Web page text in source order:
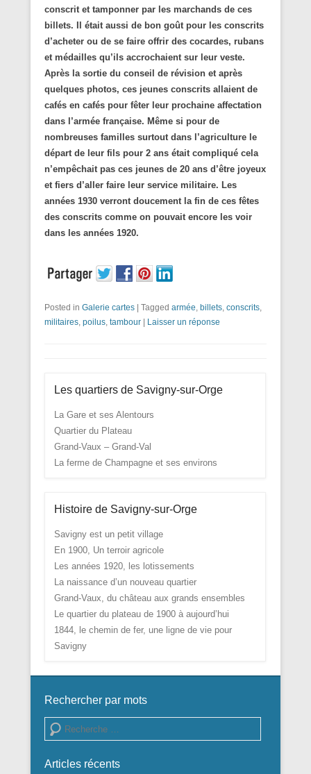
conscrit et tamponner par les marchands de ces
billets. Il était aussi de bon goût pour les conscrits
d’acheter ou de se faire offrir des cocardes, rubans
et médailles qu’ils accrochaient sur leur veste.
Après la sortie du conseil de révision et après
quelques photos, ces jeunes conscrits allaient de
cafés en cafés pour fêter leur prochaine affectation
dans l’armée française. Même si pour de
nombreuses familles surtout dans l’agriculture le
départ de leur fils pour 2 ans était compliqué cela
n’empêchait pas ces jeunes de 20 ans d’être joyeux
et fiers d’aller faire leur service militaire. Les
années 1930 verront doucement la fin de ces fêtes
des conscrits comme on pouvait encore les voir
dans les années 1920.
Posted in Galerie cartes Tagged armée, billets, conscrits,
militaires, poilus, tambour Laisser un réponse
Les quartiers de Savigny-sur-Orge
La Gare et ses Alentours
Quartier du Plateau
Grand-Vaux – Grand-Val
La ferme de Champagne et ses environs
Histoire de Savigny-sur-Orge
Savigny est un petit village
En 1900, Un terroir agricole
Les années 1920, les lotissements
La naissance d’un nouveau quartier
Grand-Vaux, du château aux grands ensembles
Le quartier du plateau de 1900 à aujourd’hui
1844, le chemin de fer, une ligne de vie pour
Savigny
Rechercher par mots
Recherche
Articles récents